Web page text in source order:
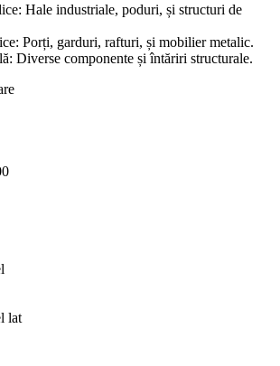
Hale industriale, poduri, și structuri de
Porți, garduri, rafturi, și mobilier metalic.
Diverse componente și întăriri structurale.
lat